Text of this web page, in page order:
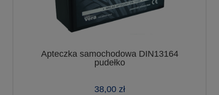
Apteczka samochodowa DIN13164
pudełko
38,00 zł